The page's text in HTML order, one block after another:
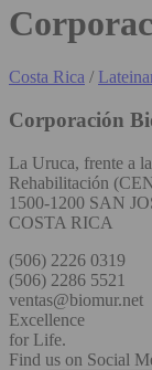
Costa Rica /
Corporación
La Uruca, frente a
Rehabilitación
1500-1200 SAN
COSTA RICA
(506) 2226 0319
(506) 2286 5521
ventas@biomur.net
Excellence
for Life.
Find us on Social